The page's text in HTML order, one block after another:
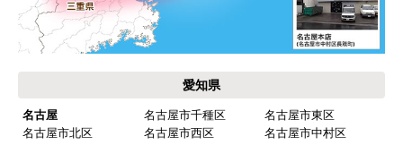
愛知県
名古屋 名古屋市千種区
名古屋市東区
名古屋市北区
名古屋市西区
名古屋市中村区